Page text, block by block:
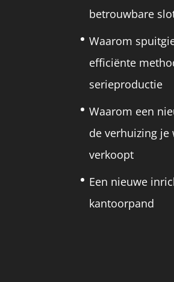
betrouwbare
Waarom
efficiënte
serieproductie
Waarom een
de verhuizing
verkoopt
Een nieuwe
kantoorpand